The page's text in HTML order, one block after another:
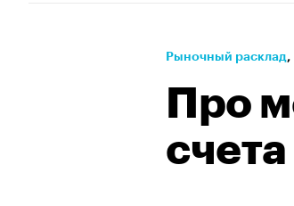
Рыночный расклад⁠,
Про
счета